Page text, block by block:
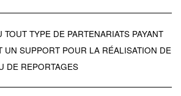
TOUT TYPE DE PARTENARIATS PAYANT
UN SUPPORT POUR LA RÉALISATION DE
DE REPORTAGES